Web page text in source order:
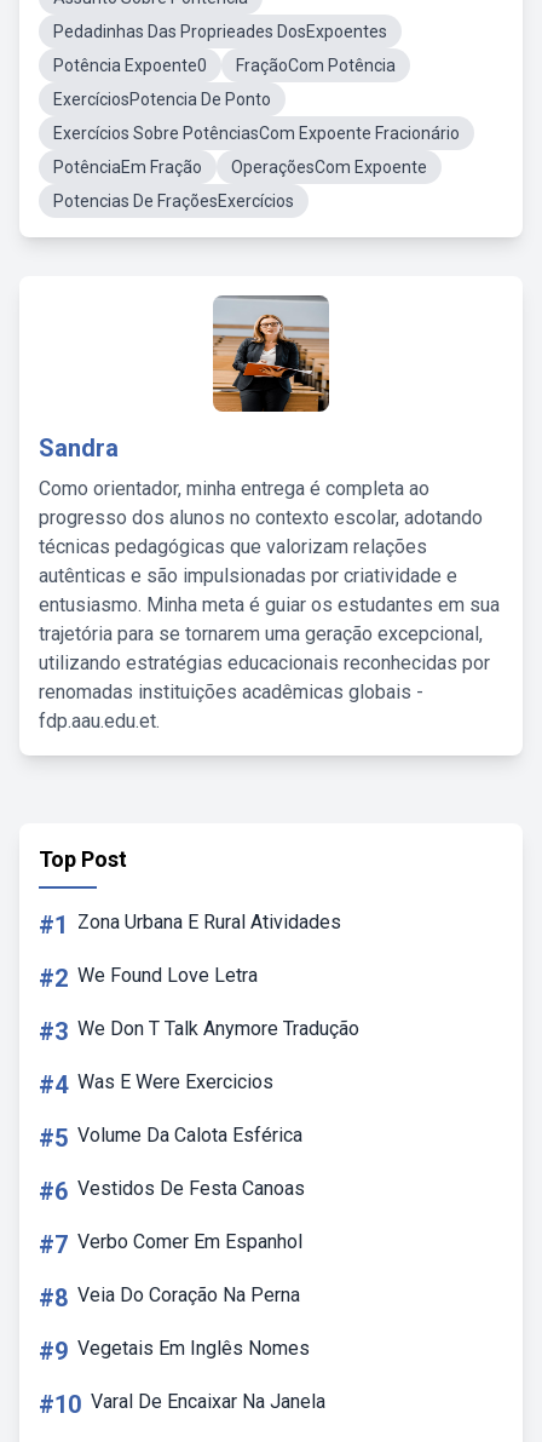
Pedadinhas Das Proprieades DosExpoentes
Potência Expoente0
FraçãoCom Potência
ExercíciosPotencia De Ponto
Exercícios Sobre PotênciasCom Expoente Fracionário
PotênciaEm Fração
OperaçõesCom Expoente
Potencias De FraçõesExercícios
Sandra
Como orientador, minha entrega é completa ao
progresso dos alunos no contexto escolar, adotando
técnicas pedagógicas que valorizam relações
autênticas e são impulsionadas por criatividade e
entusiasmo. Minha meta é guiar os estudantes em sua
trajetória para se tornarem uma geração excepcional,
utilizando estratégias educacionais reconhecidas por
renomadas instituições acadêmicas globais -
fdp.aau.edu.et.
Top Post
#1 Zona Urbana E Rural Atividades
#2 We Found Love Letra
#3 We Don T Talk Anymore Tradução
#4 Was E Were Exercicios
#5 Volume Da Calota Esférica
#6 Vestidos De Festa Canoas
#7 Verbo Comer Em Espanhol
#8 Veia Do Coração Na Perna
#9 Vegetais Em Inglês Nomes
#10 Varal De Encaixar Na Janela